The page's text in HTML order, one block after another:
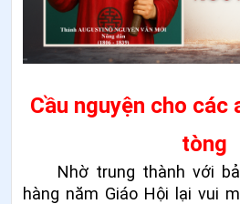
Cầu nguyện cho các
tòng
Nhờ trung thành với
hàng năm Giáo Hội lại vui